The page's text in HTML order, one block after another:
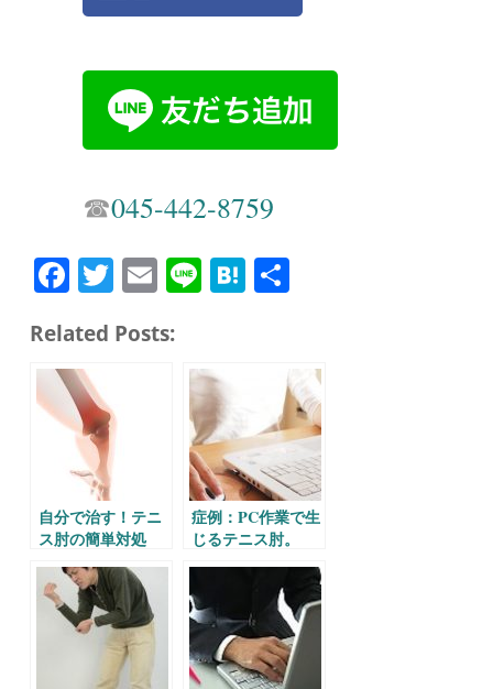
☎︎045-442-8759
Fa
bo
ok
T
tte
E
ail
Li H
Related Posts:
自分で治す！テニ
ス肘の簡単対処
症例：PC作業で生
じるテニス肘。